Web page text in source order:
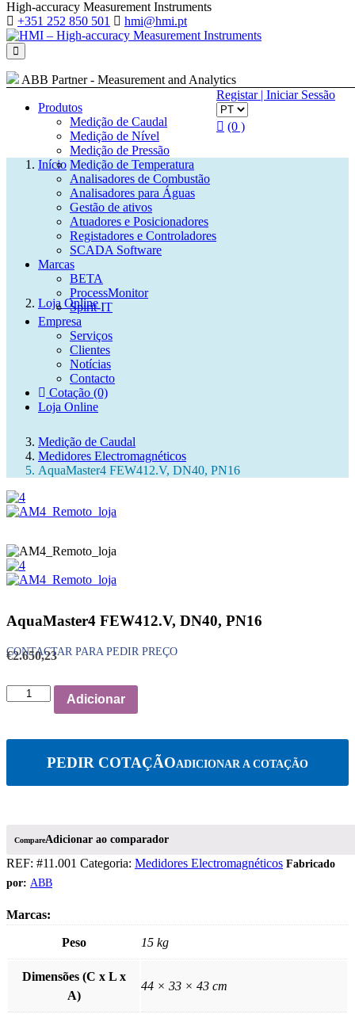
Cotação (0)
Cotação (0)
High-accuracy Measurement Instruments
+351 252 850 501
hmi@hmi.pt
ABB Partner - Measurement and Analytics
Produtos
Medição de Caudal
Medição de Nível
Medição de Pressão
Medição de Temperatura
Analisadores de Combustão
Analisadores para Águas
Gestão de ativos
Atuadores e Posicionadores
Registadores e Controladores
SCADA Software
Marcas
BETA
ProcessMonitor
Spirit-IT
Empresa
Serviços
Clientes
Notícias
Contacto
Cotação (0)
Loja Online
Registar | Iniciar Sessão
(0 )
Início
Loja Online
Medição de Caudal
Medidores Electromagnéticos
AquaMaster4 FEW412.V, DN40, PN16
AquaMaster4 FEW412.V, DN40, PN16
€2.650,23
Quantidade
de
Adicionar
PEDIR COTAÇÃO
Compare
REF: #11.001 Categoria: Medidores Electromagnéticos
ABB
Peso 15 kg
Dimensões (C x L x
A)
44 × 33 × 43 cm